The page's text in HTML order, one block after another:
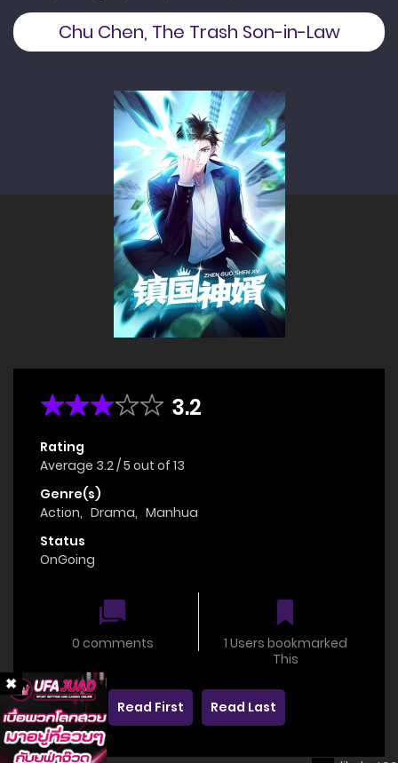
Chu Chen, The Trash Son-in-Law
3.2
Rating
Average 3.2/5 out of 13
Genre(s)
Action, Drama, Manhua
Status
OnGoing
0 comments
1 Users bookmarked
This
Read First Read Last